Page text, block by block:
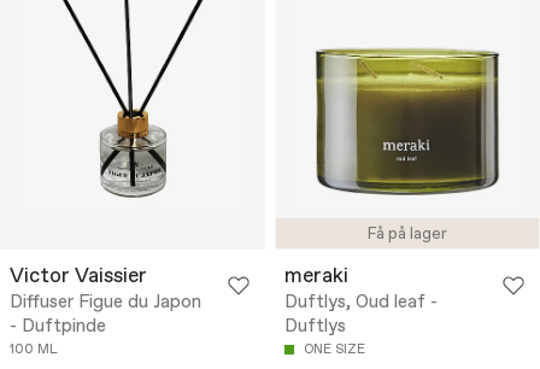
Victor Vaissier
Diffuser Figue du Japon
- Duftpinde
100 ML
Få på lager
meraki
Duftlys, Oud leaf -
Duftlys
ONE SIZE